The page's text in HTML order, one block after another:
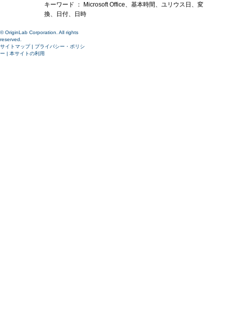
キーワード ： Microsoft Office、基本時間、ユリウス日、変
換、日付、日時
© OriginLab Corporation. All rights
reserved.
サイトマップ| プライバシー・ポリシ
ー | 本サイトの利用